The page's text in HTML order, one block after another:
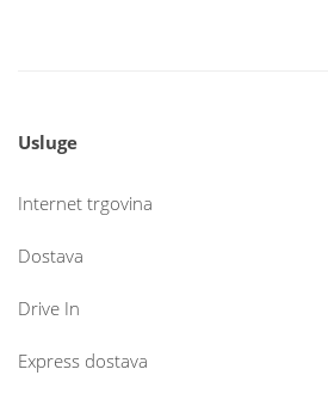
Usluge
Internet trgovina
Dostava
Drive In
Express dostava